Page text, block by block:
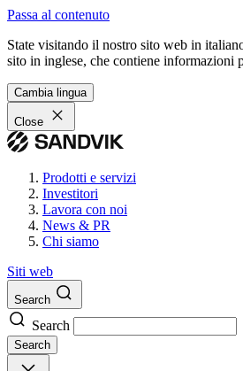
Passa al contenuto
State visitando il nostro sito web in
sito in inglese, che contiene informazioni
Cambia lingua
Close
Prodotti e servizi
Investitori
Lavora con noi
News & PR
Chi siamo
Siti web
Search
Search
Search